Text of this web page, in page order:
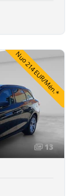
Nuo 214 EUR/Mėn.*
13